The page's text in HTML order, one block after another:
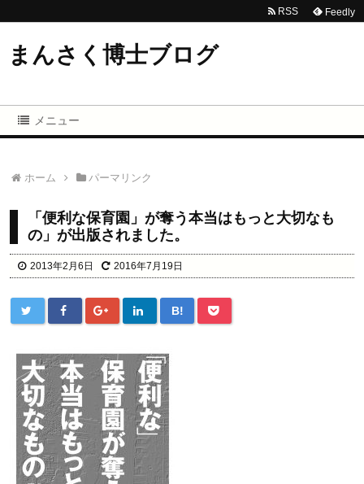
まんさく博士ブログ
メニュー
ホーム パーマリンク
「便利な保育園」が奪う本当はもっと大切なも
の」が出版されました。
2013年2月6日 2016年7月19日
B!
RSS Feedly